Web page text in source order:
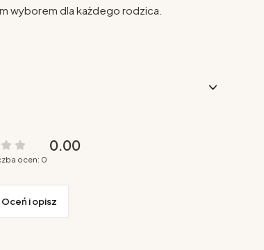
wyborem dla każdego rodzica.
0.00
ocen: 0
Oceń i opisz